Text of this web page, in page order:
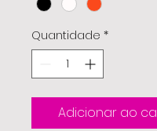
Quantidade *
Adicionar ao